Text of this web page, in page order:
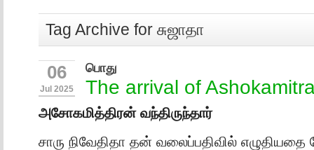
Tag Archive for சுஜாதா
06
Jul 2025
பொது
The arrival of
அசோகமித்திரன் வந்திருந்தார்
சாரு நிவேதிதா தன் வலைப்பதிவில் எழுதியதை